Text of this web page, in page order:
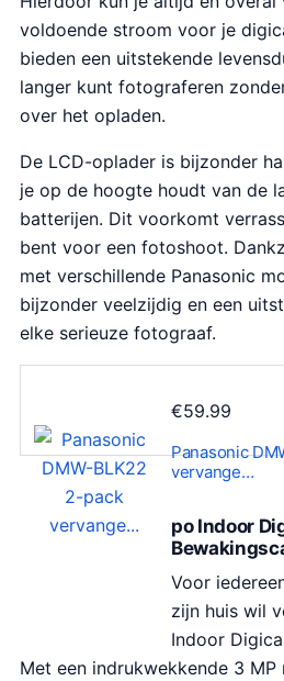
voldoende stroom voor je
bieden een uitstekende
langer kunt fotograferen
over het opladen.
De LCD-oplader is bijzonder
je op de hoogte houdt van de
batterijen. Dit voorkomt
bent voor een fotoshoot.
met verschillende Panasonic
bijzonder veelzijdig en een
elke serieuze fotograaf.
€59.99
Panasonic
vervange…
po Indoor
Voor
zijn huis wil
Indoor
Met een indrukwekkende 3